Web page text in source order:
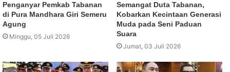
Penganyar Pemkab Tabanan
di Pura Mandhara Giri Semeru
Agung
Minggu, 05 Juli 2026
Semangat Duta Tabanan,
Kobarkan Kecintaan Generasi
Muda pada Seni Paduan
Suara
Jumat, 03 Juli 2026